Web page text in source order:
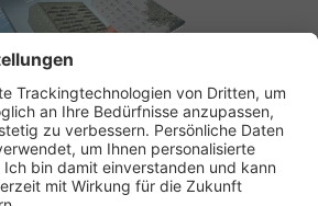
ANFORDERN
Probeheft anfordern